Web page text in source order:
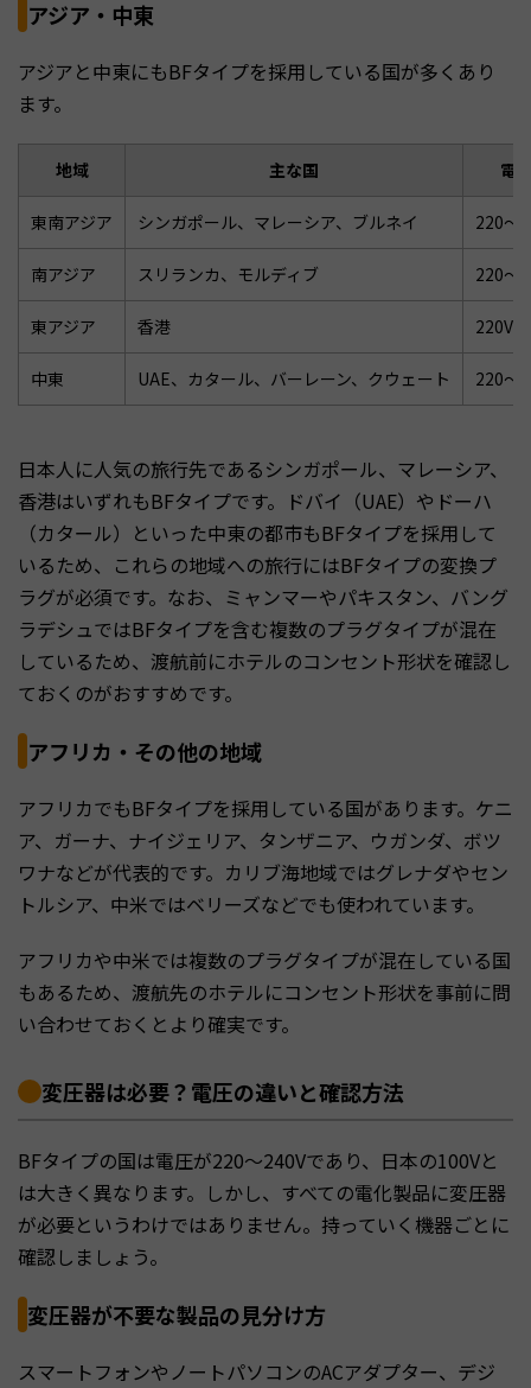
アジア・中東
アジアと中東にもBFタイプを採用している国が多くあり
ます。
地域 主な国 電
東南アジア シンガポール、マレーシア、ブルネイ 220〜
南アジア スリランカ、モルディブ 220〜
東アジア 香港 220V
中東 UAE、カタール、バーレーン、クウェート 220〜
日本人に人気の旅行先であるシンガポール、マレーシア、
香港はいずれもBFタイプです。ドバイ（UAE）やドーハ
（カタール）といった中東の都市もBFタイプを採用して
いるため、これらの地域への旅行にはBFタイプの変換プ
ラグが必須です。なお、ミャンマーやパキスタン、バング
ラデシュではBFタイプを含む複数のプラグタイプが混在
しているため、渡航前にホテルのコンセント形状を確認し
ておくのがおすすめです。
アフリカ・その他の地域
アフリカでもBFタイプを採用している国があります。ケニ
ア、ガーナ、ナイジェリア、タンザニア、ウガンダ、ボツ
ワナなどが代表的です。カリブ海地域ではグレナダやセン
トルシア、中米ではベリーズなどでも使われています。
アフリカや中米では複数のプラグタイプが混在している国
もあるため、渡航先のホテルにコンセント形状を事前に問
い合わせておくとより確実です。
変圧器は必要？電圧の違いと確認方法
BFタイプの国は電圧が220〜240Vであり、日本の100Vと
は大きく異なります。しかし、すべての電化製品に変圧器
が必要というわけではありません。持っていく機器ごとに
確認しましょう。
変圧器が不要な製品の見分け方
スマートフォンやノートパソコンのACアダプター、デジ